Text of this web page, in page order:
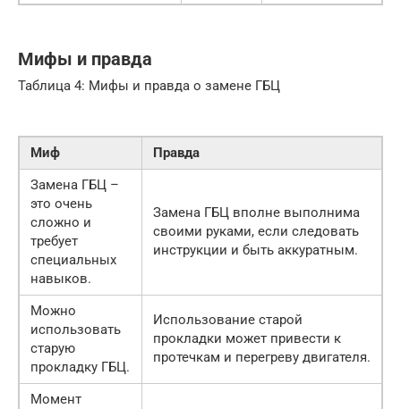
Мифы и правда
Таблица 4: Мифы и правда о замене ГБЦ
Миф
Правда
Замена ГБЦ –
это очень
сложно и
требует
специальных
навыков.
Замена ГБЦ вполне выполнима
своими руками, если следовать
инструкции и быть аккуратным.
Можно
использовать
старую
прокладку ГБЦ.
Использование старой
прокладки может привести к
протечкам и перегреву двигателя.
Момент